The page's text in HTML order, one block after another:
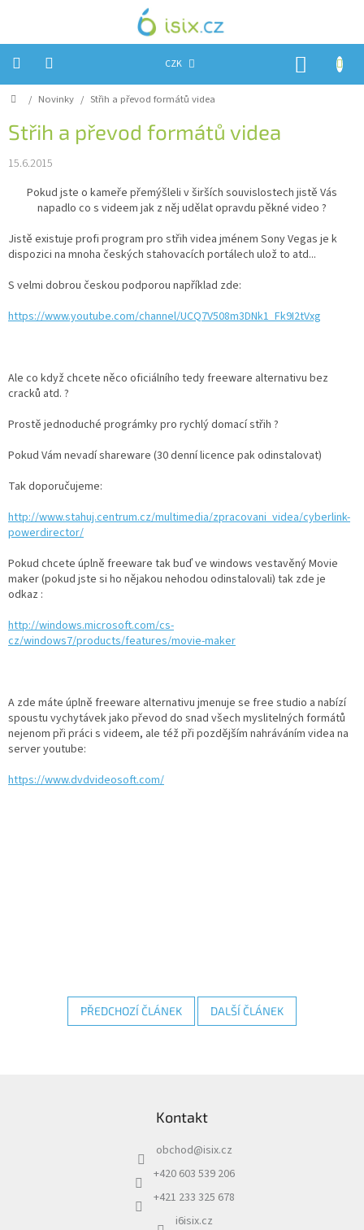
CZK
Úvod
Reklamace?
Obchodní
Návody,
testy
Napište
nám
Autoledničky
Autokamery
výsuvy
Sportovní
kamery
Příslušenství
kamer
Fitness
vybavení
Chytré
náramky
kamery
Domů
/ Novinky / Střih a převod formátů videa
Střih a převod formátů videa
15.6.2015
Pokud jste o kameře přemýšleli v širších souvislostech jistě Vás
napadlo co s videem jak z něj udělat opravdu pěkné video ?
Jistě existuje profi program pro střih videa jménem Sony Vegas je k
dispozici na mnoha českých stahovacích portálech ulož to atd...
S velmi dobrou českou podporou například zde:
https://www.youtube.com/channel/UCQ7V508m3DNk1_Fk9I2tVxg
Ale co když chcete něco oficiálního tedy freeware alternativu bez
cracků atd. ?
Prostě jednoduché prográmky pro rychlý domací střih ?
Pokud Vám nevadí shareware (30 denní licence pak odinstalovat)
Tak doporučujeme:
http://www.stahuj.centrum.cz/multimedia/zpracovani_videa/cyberlink-
powerdirector/
Pokud chcete úplně freeware tak buď ve windows vestavěný Movie
maker (pokud jste si ho nějakou nehodou odinstalovali) tak zde je
odkaz :
http://windows.microsoft.com/cs-
cz/windows7/products/features/movie-maker
A zde máte úplně freeware alternativu jmenuje se free studio a nabízí
spoustu vychytávek jako převod do snad všech myslitelných formátů
nejenom při práci s videem, ale též při pozdějším nahráváním videa na
server youtube:
https://www.dvdvideosoft.com/
PŘEDCHOZÍ ČLÁNEK DALŠÍ ČLÁNEK
Kontakt
obchod@isix.cz
+420 603 539 206
+421 233 325 678
i6isix.cz